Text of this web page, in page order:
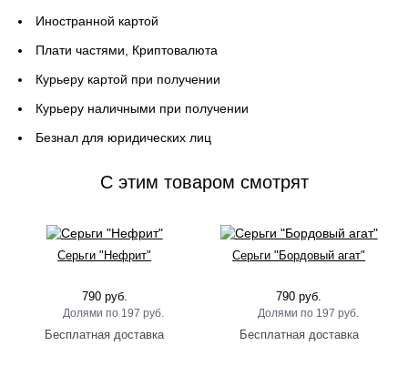
Иностранной картой
Плати частями, Криптовалюта
Курьеру картой при получении
Курьеру наличными при получении
Безнал для юридических лиц
C этим товаром смотрят
Серьги "Нефрит"
790 руб.
197 руб.
Серьги "Бордовый агат"
790 руб.
197 руб.